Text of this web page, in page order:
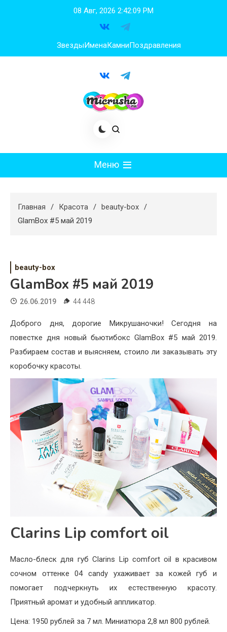
08 Авг, 2026 2:42:09 PM
ЗвездыИменаКамниПоздравления
Меню
Худеем
Свадьба
Дом
Жизнь
Хобби
Красота
Недвижимость
Главная Красота
beauty-box
GlamBox #5 май 2019
beauty-box
GlamBox #5 май 2019
26.06.2019 44 448
Доброго дня, дорогие Микрушаночки! Сегодня на
повестке дня новый бьютибокс GlamBox #5 май 2019.
Разбираем состав и выясняем, стоило ли заказывать эту
коробочку красоты.
Clarins Lip comfort oil
Масло-блеск для губ Clarins Lip comfort oil в красивом
сочном оттенке 04 candy ухаживает за кожей губ и
помогает подчеркнуть их естественную красоту.
Приятный аромат и удобный аппликатор.
Цена: 1950 рублей за 7 мл. Миниатюра 2,8 мл 800 рублей.